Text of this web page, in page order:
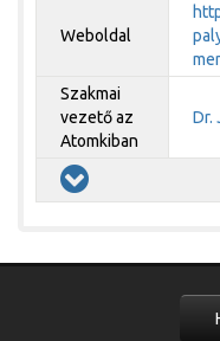
Weboldal
Szakmai
vezető az
Atomkiban
Dr.